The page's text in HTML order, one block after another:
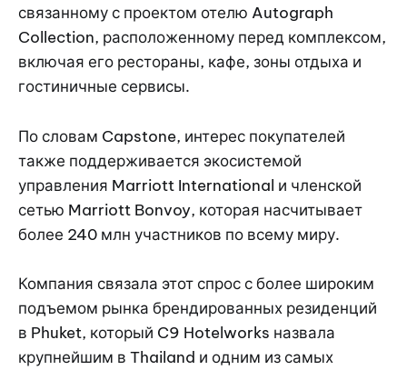
связанному с проектом отелю Autograph
Collection, расположенному перед комплексом,
включая его рестораны, кафе, зоны отдыха и
гостиничные сервисы.
По словам Capstone, интерес покупателей
также поддерживается экосистемой
управления Marriott International и членской
сетью Marriott Bonvoy, которая насчитывает
более 240 млн участников по всему миру.
Компания связала этот спрос с более широким
подъемом рынка брендированных резиденций
в Phuket, который C9 Hotelworks назвала
крупнейшим в Thailand и одним из самых